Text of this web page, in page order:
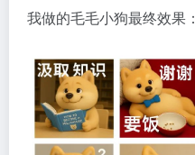
我做的毛毛小狗最终效果：